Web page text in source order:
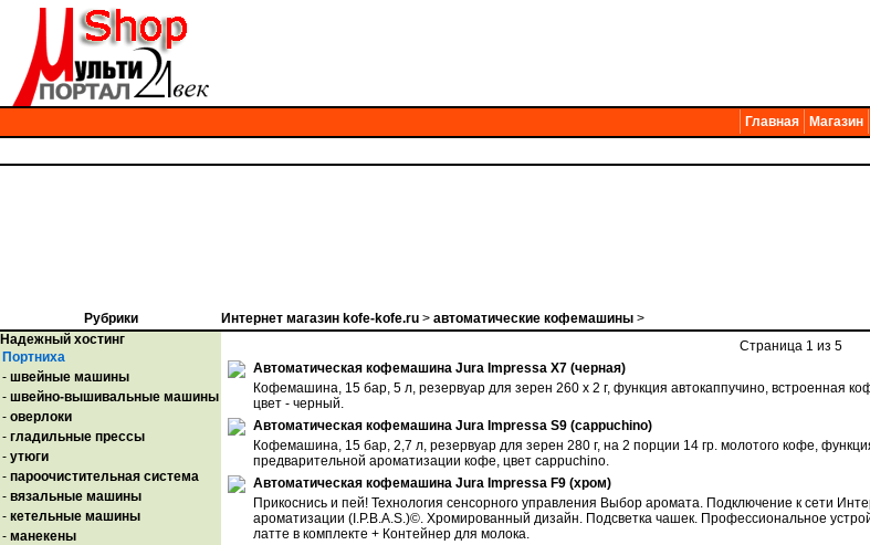
Главная Магазин
Рубрики
Надежный хостинг
Портниха
- швейные машины
- швейно-вышивальные машины
- оверлоки
- гладильные прессы
- утюги
- пароочистительная система
- вязальные машины
- кетельные машины
- манекены
Интернет магазин kofe-kofe.ru > автоматические кофемашины >
Страница 1 из 5
Автоматическая кофемашина Jura Impressa X7 (черная)
Кофемашина, 15 бар, 5 л, резервуар для зерен 260 х 2 г, функция автокаппучино, встроенная
цвет - черный.
Автоматическая кофемашина Jura Impressa S9 (cappuchino)
Кофемашина, 15 бар, 2,7 л, резервуар для зерен 280 г, на 2 порции 14 гр. молотого кофе,
предварительной ароматизации кофе, цвет cappuchino.
Автоматическая кофемашина Jura Impressa F9 (хром)
Прикоснись и пей! Технология сенсорного управления Выбор аромата. Подключение к сети
ароматизации (I.P.B.A.S.)©. Хромированный дизайн. Подсветка чашек. Профессиональное
латте в комплекте + Контейнер для молока.